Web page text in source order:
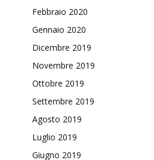
Febbraio 2020
Gennaio 2020
Dicembre 2019
Novembre 2019
Ottobre 2019
Settembre 2019
Agosto 2019
Luglio 2019
Giugno 2019